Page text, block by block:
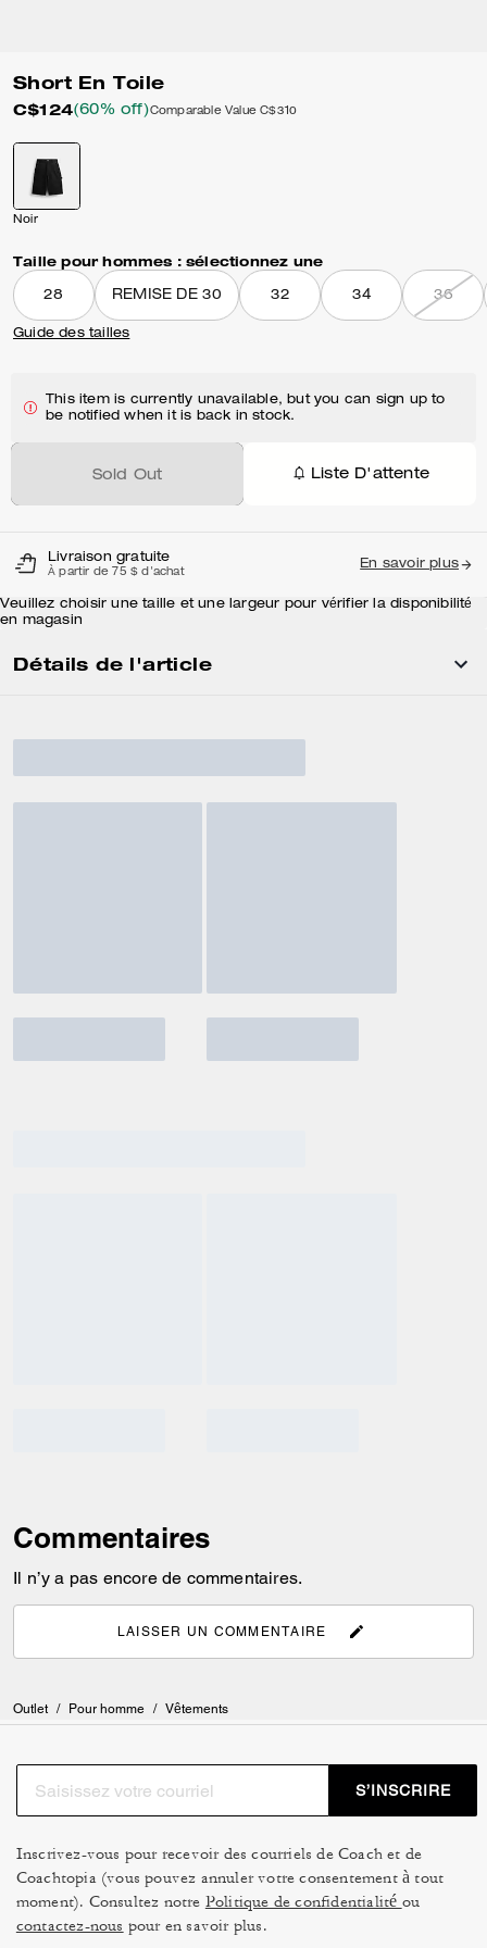
Short En Toile
C$124(60% off)Comparable Value C$310
Noir
Taille pour hommes : sélectionnez une
28 REMISE DE 30 32 34 36
Guide des tailles
This item is currently unavailable, but you can sign up to
be notified when it is back in stock.
Sold Out Liste D'attente
Livraison gratuite
À partir de 75 $ d'achat
En savoir plus
Veuillez choisir une taille et une largeur pour vérifier la disponibilité
en magasin
Détails de l'article
Commentaires
Il n’y a pas encore de commentaires.
LAISSER UN COMMENTAIRE
Outlet / Pour homme / Vêtements
S’INSCRIRE
Inscrivez-vous pour recevoir des courriels de Coach et de
Coachtopia (vous pouvez annuler votre consentement à tout
moment). Consultez notre Politique de confidentialité ou
contactez-nous pour en savoir plus.